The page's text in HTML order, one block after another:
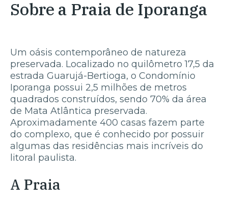
Sobre a Praia de Iporanga
Um oásis contemporâneo de natureza
preservada. Localizado no quilômetro 17,5 da
estrada Guarujá-Bertioga, o Condomínio
Iporanga possui 2,5 milhões de metros
quadrados construídos, sendo 70% da área
de Mata Atlântica preservada.
Aproximadamente 400 casas fazem parte
do complexo, que é conhecido por possuir
algumas das residências mais incríveis do
litoral paulista.
A Praia